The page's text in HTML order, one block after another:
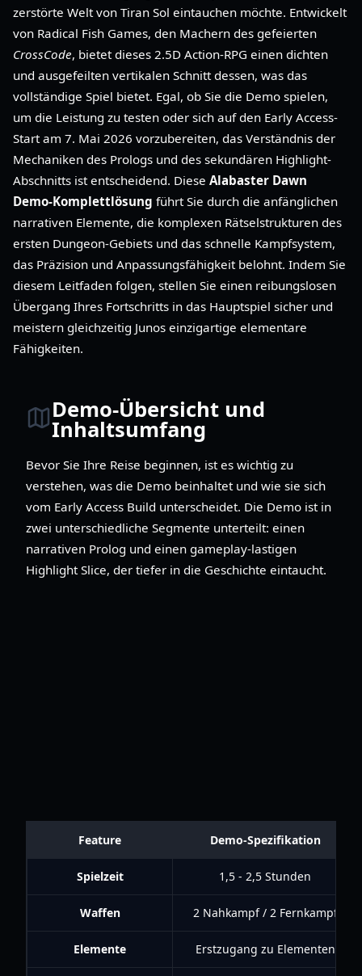
zerstörte Welt von Tiran Sol eintauchen möchte. Entwickelt
von Radical Fish Games, den Machern des gefeierten
CrossCode, bietet dieses 2.5D Action-RPG einen dichten
und ausgefeilten vertikalen Schnitt dessen, was das
vollständige Spiel bietet. Egal, ob Sie die Demo spielen,
um die Leistung zu testen oder sich auf den Early Access-
Start am 7. Mai 2026 vorzubereiten, das Verständnis der
Mechaniken des Prologs und des sekundären Highlight-
Abschnitts ist entscheidend. Diese Alabaster Dawn
Demo-Komplettlösung führt Sie durch die anfänglichen
narrativen Elemente, die komplexen Rätselstrukturen des
ersten Dungeon-Gebiets und das schnelle Kampfsystem,
das Präzision und Anpassungsfähigkeit belohnt. Indem Sie
diesem Leitfaden folgen, stellen Sie einen reibungslosen
Übergang Ihres Fortschritts in das Hauptspiel sicher und
meistern gleichzeitig Junos einzigartige elementare
Fähigkeiten.
Demo-Übersicht und
Inhaltsumfang
Bevor Sie Ihre Reise beginnen, ist es wichtig zu
verstehen, was die Demo beinhaltet und wie sie sich
vom Early Access Build unterscheidet. Die Demo ist in
zwei unterschiedliche Segmente unterteilt: einen
narrativen Prolog und einen gameplay-lastigen
Highlight Slice, der tiefer in die Geschichte eintaucht.
Feature Demo-Spezifikation
Spielzeit 1,5 - 2,5 Stunden
Waffen 2 Nahkampf / 2 Fernkampf
Elemente Erstzugang zu Elementen